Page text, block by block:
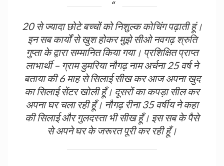
20 से ज्यादा छोटे बच्चों को निशुल्ककोचिंगपढ़ाती हूं।
इन सब कार्यों से खुश होकर मुझे सीओ नवगढ़ श्रुति
गुप्ता के द्वारा सम्मानित किया गया। प्रशिक्षित प्राप्त
लाभार्थी – ग्राम डुमरिया नौगढ़ नाम अर्चना 25 वर्ष ने
बताया की 6 माह से सिलाई सीख कर आज अपना खुद
का सिलाई सेंटर खोली हूँ। दूसरों का कपड़ा सील कर
अपना घर चला रही हूँ। नौगढ़ रीना 35 वर्षीय ने कहा
की सिलाई और गुलदस्ता भी सीख हूँ। इस सब के पैसे
से अपने घर के जरूरत पूरी कर रही हूँ।